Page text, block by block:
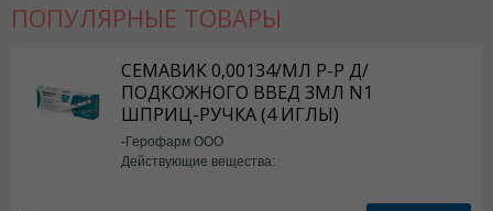
ПОПУЛЯРНЫЕ ТОВАРЫ
СЕМАВИК 0,00134/МЛ Р-Р Д/
ПОДКОЖНОГО ВВЕД 3МЛ N1
ШПРИЦ-РУЧКА (4 ИГЛЫ)
-Герофарм ООО
Действующие вещества: